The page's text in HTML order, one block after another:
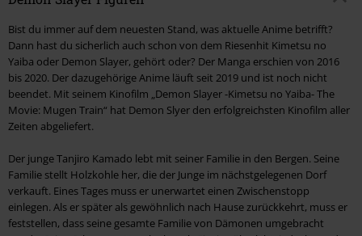
Bist du immer auf dem neuesten Stand, was aktuelle Anime betrifft?
Dann hast du sicherlich auch schon von dem Riesenhit Kimetsu no
Yaiba oder Demon Slayer, gehört oder? Der Manga erschien von 2016
bis 2020. Der dazugehörige Anime läuft seit 2019 und ist noch nicht
beendet. Mit seinem Kinofilm „Demon Slayer -Kimetsu no Yaiba- The
Movie: Mugen Train“ hat Demon Slyer den erfolgreichsten Kinofilm aller
Zeiten abgeliefert.
Der junge Tanjiro Kamado lebt mit seiner Familie in den Bergen. Seine
Familie stellt Holzkohle her, die der Junge im nächstgelegenen Dorf
verkauft. Eines Tages muss er unerwartet einen Zwischenstopp
einlegen. Als er später als gewöhnlich nach Hause zurückkehrt, muss er
feststellen, dass seine gesamte Familie von Dämonen umgebracht